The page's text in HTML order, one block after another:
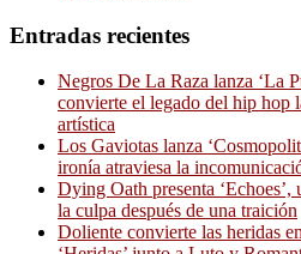
Entradas recientes
Negros De La Raza lanza ‘La
convierte el legado del hip hop
artística
Los Gaviotas lanza
ironía atraviesa la
Dying Oath presenta
la culpa después de una traición
Doliente convierte las heridas